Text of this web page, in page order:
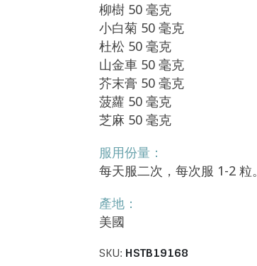
柳樹 50 毫克
小白菊 50 毫克
杜松 50 毫克
山金車 50 毫克
芥末膏 50 毫克
菠蘿 50 毫克
芝麻 50 毫克
服用份量：
每天服二次，每次服 1-2 粒。
產地：
美國
SKU: HSTB19168